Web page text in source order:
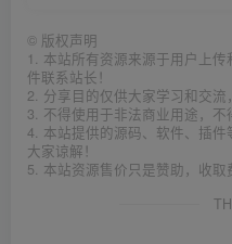
© 版权声明
1. 本站所有资源来源于用户上
件联系站长！
2. 分享目的仅供大家学习和交流
3. 不得使用于非法商业用途，不
4. 本站提供的源码、软件、插
大家谅解！
5. 本站资源售价只是赞助，收取